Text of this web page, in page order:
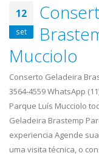
12
set
Mucciolo
Conserto Geladeira
3564-4559 WhatsApp
Parque Luís Mucciolo
Geladeira Brastemp
experiencia Agende
uma visita técnica, o